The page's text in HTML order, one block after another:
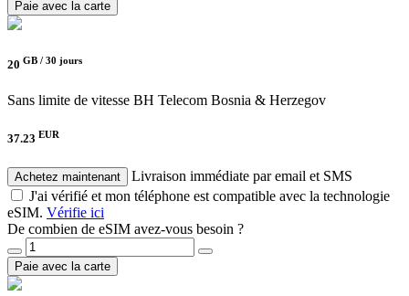
Paie avec la carte
20 GB / 30 jours
Sans limite de vitesse BH Telecom Bosnia & Herzegov
37.23 EUR
Achetez maintenant
Livraison immédiate par email et SMS
J'ai vérifié et mon téléphone est compatible avec la technologie
eSIM. Vérifie ici
De combien de eSIM avez-vous besoin ?
Paie avec la carte